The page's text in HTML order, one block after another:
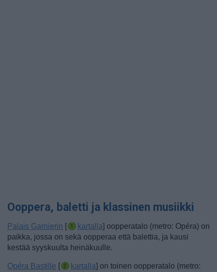
Ooppera, baletti ja klassinen musiikki
Palais Garnierin [ kartalla] oopperatalo (metro: Opéra) on
paikka, jossa on sekä oopperaa että balettia, ja kausi
kestää syyskuulta heinäkuulle.
Opéra Bastille [ kartalla] on toinen oopperatalo (metro: